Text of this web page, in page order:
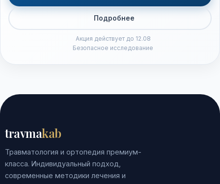
Подробнее
Акция действует до 12.08
Безопасное исследование
travmakab
Травматология и ортопедия премиум-
класса. Индивидуальный подход,
современные методики лечения и